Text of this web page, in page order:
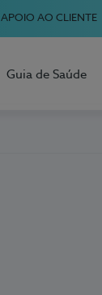
APOIO AO CLIENTE
Guia de Saúde